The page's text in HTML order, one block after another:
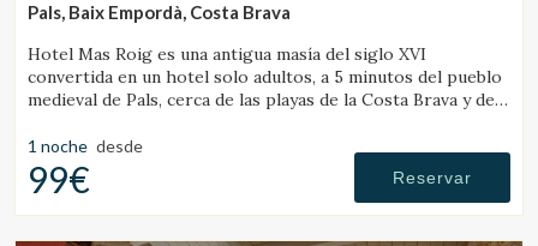
Pals, Baix Empordà, Costa Brava
Hotel Mas Roig es una antigua masía del siglo XVI
convertida en un hotel solo adultos, a 5 minutos del pueblo
medieval de Pals, cerca de las playas de la Costa Brava y de
1 noche desde
99€ Reservar